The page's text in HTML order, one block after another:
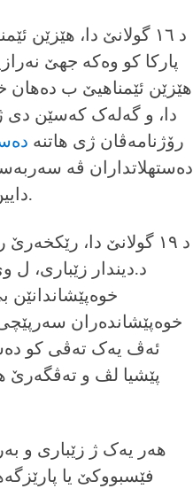
د ۱٦ گولانێ دا‌، هێزێن ئێمناهیێ خالێن پشکنینێ و ئاسته‌نگی دانین ژ بۆ
هێزێن ئێمناهیێ ب ده‌هان
دا‌، و گه‌له‌ک که‌سێن دی ژی یێن
رۆژنامه‌ڤان ژی هاتنە
ده‌ستهلاتداران ڤه‌
دایین کو کۆمبوونا نه‌رازیبوونێ یا ئاشتیانه‌ بهێته‌ ئه‌نجامدان.
د ۱۹ گولانێ دا‌،
د.دیندار زێباری،
خوه‌پێشاندانێن
ئه‌ڤ یه‌ک ته‌ڤی کو
پێشیا لڤ و ته‌ڤگه‌رێ
هه‌ر یه‌ک ژ زێباری و
فێسبووکێ یا